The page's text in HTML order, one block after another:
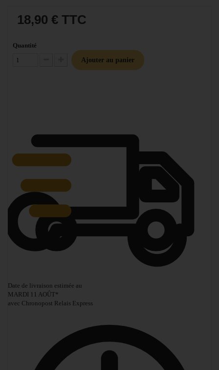
18,90 € TTC
Quantité
Diminuer la quantité
Augmenter la quantité
Ajouter au panier
Date de livraison estimée au
MARDI 11 AOÛT*
avec Chronopost Relais Express